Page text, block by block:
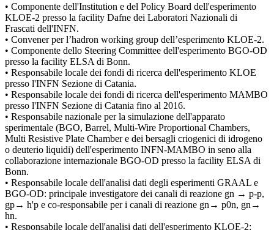
• Componente dell'Institution e del Policy Board dell'esperimento
KLOE-2 presso la facility Dafne dei Laboratori Nazionali di
Frascati dell'INFN.
• Convener per l’hadron working group dell’esperimento KLOE-2.
• Componente dello Steering Committee dell'esperimento BGO-OD
presso la facility ELSA di Bonn.
• Responsabile locale dei fondi di ricerca dell'esperimento KLOE
presso l'INFN Sezione di Catania.
• Responsabile locale dei fondi di ricerca dell'esperimento MAMBO
presso l'INFN Sezione di Catania fino al 2016.
• Responsabile nazionale per la simulazione dell'apparato
sperimentale (BGO, Barrel, Multi-Wire Proportional Chambers,
Multi Resistive Plate Chamber e dei bersagli criogenici di idrogeno
o deuterio liquidi) dell'esperimento INFN-MAMBO in seno alla
collaborazione internazionale BGO-OD presso la facility ELSA di
Bonn.
• Responsabile locale dell'analisi dati degli esperimenti GRAAL e
BGO-OD: principale investigatore dei canali di reazione gn → p-p,
gp→ h'p e co-responsabile per i canali di reazione gn→ p0n, gn→
hn.
• Responsabile locale dell'analisi dati dell'esperimento KLOE-2: